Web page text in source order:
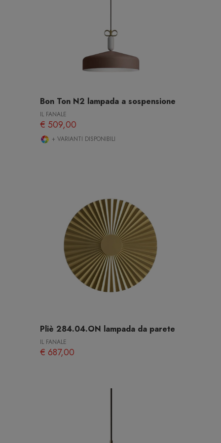
Bon Ton N2 lampada a sospensione
IL FANALE
€ 509,00
+ VARIANTI DISPONIBILI
Pliè 284.04.ON lampada da parete
IL FANALE
€ 687,00